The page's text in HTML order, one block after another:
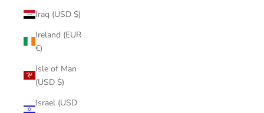
Iraq (USD $)
Ireland (EUR
€)
Isle of Man
(USD $)
Israel (USD